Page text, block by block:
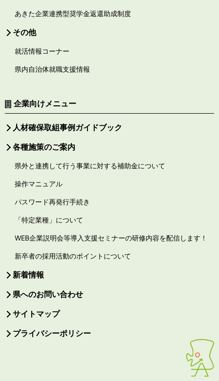
あきた企業連携型奨学金返還助成制度
その他
就活情報コーナー
県内自治体就職支援情報
企業向けメニュー
人材確保取組事例ガイドブック
各種施策のご案内
県外と連携して行う事業に対する補助金について
操作マニュアル
パスワード再発行手続き
「特定業種」について
WEB企業説明会等導入支援セミナーの研修内容を配信します！
新卒者の採用活動のポイントについて
新着情報
県へのお問い合わせ
サイトマップ
プライバシーポリシー